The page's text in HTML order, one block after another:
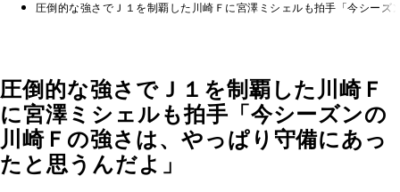
圧倒的な強さでＪ１を制覇した川崎Ｆに宮澤ミシェルも拍手「今シー
圧倒的な強さでＪ１を制覇した川崎Ｆ
に宮澤ミシェルも拍手「今シーズンの
川崎Ｆの強さは、やっぱり守備にあっ
たと思うんだよ」